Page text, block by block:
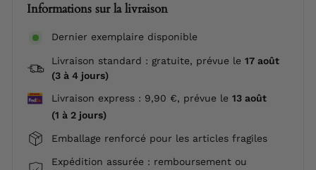
Informations sur la livraison
Dernier exemplaire disponible
Livraison standard : gratuite, prévue le 17 août
(3 à 4 jours)
Livraison express : 9,90 €, prévue le 13 août
(1 à 2 jours)
Emballage renforcé pour les articles fragiles
Expédition assurée : remboursement ou